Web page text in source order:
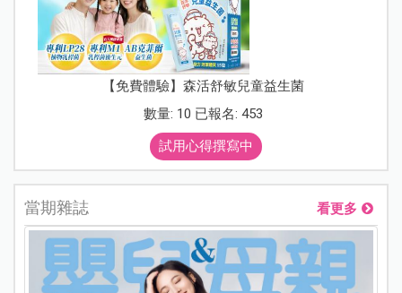
【免費體驗】森活舒敏兒童益生菌
數量: 10 已報名: 453
試用心得撰寫中
當期雜誌 看更多